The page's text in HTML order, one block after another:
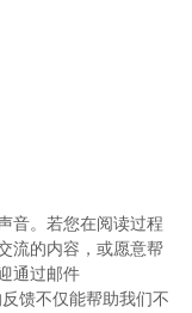
音。若您在阅读过程
流的内容，或愿意帮
通过邮件
反馈不仅能帮助我们不